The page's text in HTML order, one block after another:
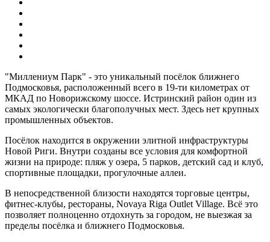
"Миллениум Парк" - это уникальный посёлок ближнего
Подмосковья, расположенный всего в 19-ти километрах от
МКАД по Новорижскому шоссе. Истринский район один из
самых экологически благополучных мест. Здесь нет крупных
промышленных объектов.
Посёлок находится в окружении элитной инфраструктуры
Новой Риги. Внутри созданы все условия для комфортной
жизни на природе: пляж у озера, 5 парков, детский сад и клуб,
спортивные площадки, прогулочные аллеи.
В непосредственной близости находятся торговые центры,
фитнес-клубы, рестораны, Novaya Riga Outlet Village. Всё это
позволяет полноценно отдохнуть за городом, не выезжая за
пределы посёлка и ближнего Подмосковья.